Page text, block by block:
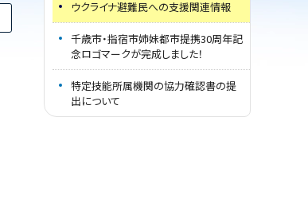
ウクライナ避難民への支援関連情報
千歳市・指宿市姉妹都市提携30周年記
念ロゴマークが完成しました！
特定技能所属機関の協力確認書の提
出について